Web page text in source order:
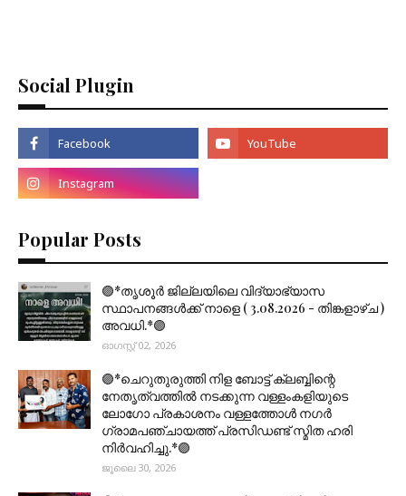
Social Plugin
Popular Posts
🟣*തൃശൂര്‍ ജില്ലയിലെ വിദ്യാഭ്യാസ
സ്ഥാപനങ്ങൾക്ക് നാളെ ( 3.08.2026 - തിങ്കളാഴ്ച )
അവധി.*🟣
ഓഗസ്റ്റ് 02, 2026
🟣*ചെറുതുരുത്തി നിള ബോട്ട് ക്ലബ്ബിന്റെ
നേതൃത്വത്തിൽ നടക്കുന്ന വള്ളംകളിയുടെ
ലോഗോ പ്രകാശനം വള്ളത്തോൾ നഗർ
ഗ്രാമപഞ്ചായത്ത് പ്രസിഡണ്ട് സ്മിത ഹരി
നിർവഹിച്ചു.*🟣
ജൂലൈ 30, 2026